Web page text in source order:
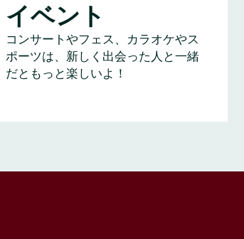
イベント
コンサートやフェス、カラオケやス
ポーツは、新しく出会った人と一緒
だともっと楽しいよ！